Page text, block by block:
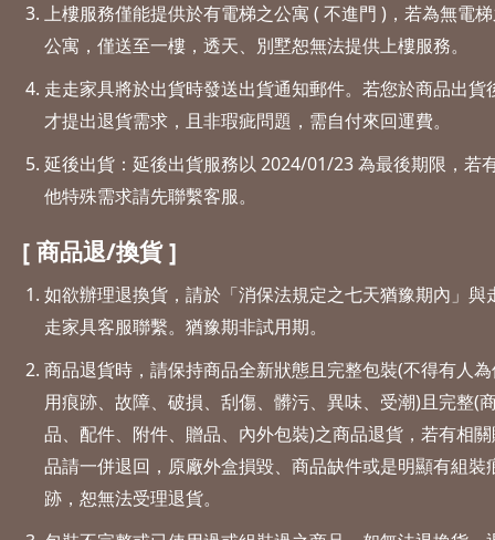
上樓服務僅能提供於有電梯之公寓 ( 不進門 )，若為無電
公寓，僅送至一樓，透天、別墅恕無法提供上樓服務。
走走家具將於出貨時發送出貨通知郵件。若您於商品出貨
才提出退貨需求，且非瑕疵問題，需自付來回運費。
延後出貨：延後出貨服務以 2024/01/23 為最後期限，若
他特殊需求請先聯繫客服。
[ 商品退/換貨 ]
如欲辦理退換貨，請於「消保法規定之七天猶豫期內」與
走家具客服聯繫。猶豫期非試用期。
商品退貨時，請保持商品全新狀態且完整包裝(不得有人
用痕跡、故障、破損、刮傷、髒污、異味、受潮)且完整(
品、配件、附件、贈品、內外包裝)之商品退貨，若有相
品請一併退回，原廠外盒損毀、商品缺件或是明顯有組裝
跡，恕無法受理退貨。